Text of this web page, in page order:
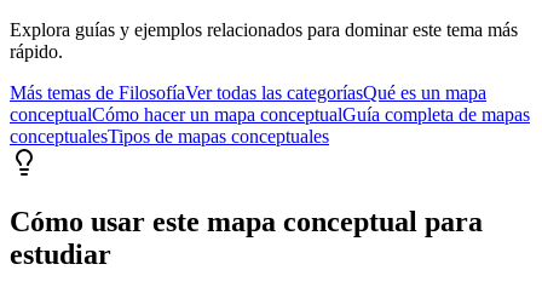
Explora guías y ejemplos relacionados para dominar este tema más
rápido.
Más temas de FilosofíaVer todas las categoríasQué es un mapa
conceptualCómo hacer un mapa conceptualGuía completa de mapas
conceptualesTipos de mapas conceptuales
Cómo usar este mapa conceptual para
estudiar